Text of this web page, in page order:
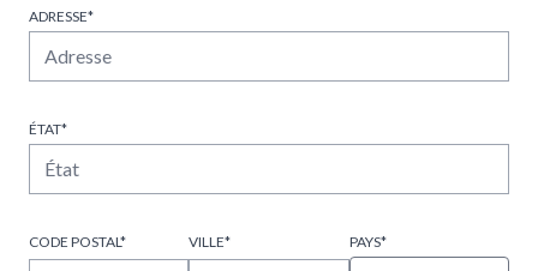
ADRESSE*
ÉTAT*
CODE POSTAL* VILLE* PAYS*